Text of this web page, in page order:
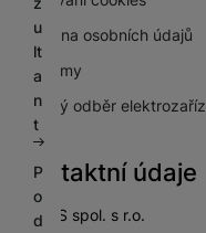
u
lt
a
n
t
P
o
d
Ochrana osobních údajů
Pro firmy
Zpětný odběr
Kontaktní údaje
SETOS spol. s r.o.